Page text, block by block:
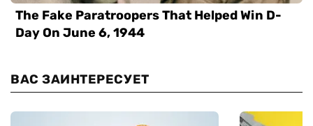
ВАС ЗАИНТЕРЕСУЕТ